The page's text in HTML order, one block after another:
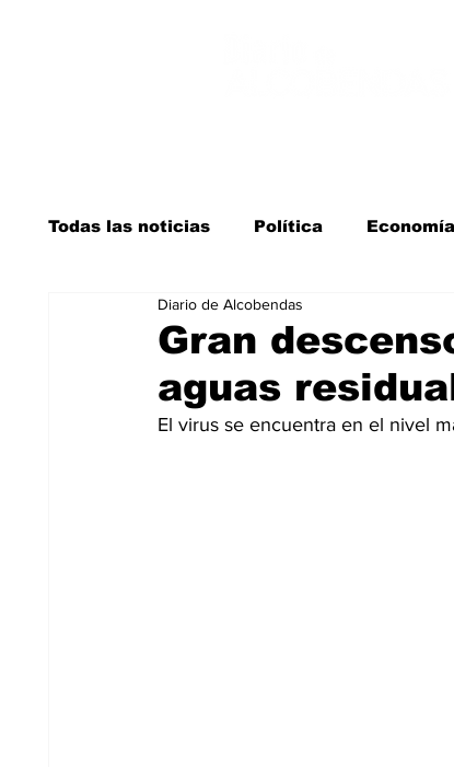
Todas las noticias Política Economía
Salud y bienestar Educación e
La verdad detrás de la guerra Kit
Gran
aguas
Diario de Alcobendas
El virus se encuentra en el nivel